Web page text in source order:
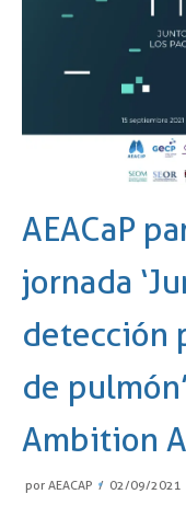
AEACaP
jornada
detección
de
Ambition
por AEACAP 02/09/2021